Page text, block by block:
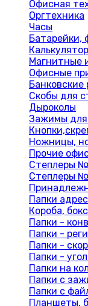
Офисная
Оргтехника
Часы
Батарейки,
Магнитные
Офисные
Банковские
Скобы для
Дыроколы
Зажимы для
Ножницы,
Прочие
Степлеры
Степлеры
Папки
Короба,
Папки -
Папки -
Папки -
Папки -
Папки на
Папки с
Папки с
Планшеты,